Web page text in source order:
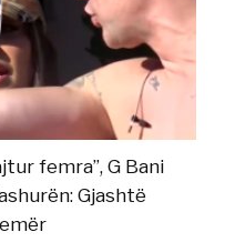
femra”, G Bani
Gjashtë